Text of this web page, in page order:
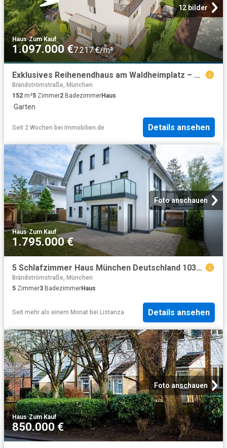
12 bilder
Haus·Zum Kauf
1.097.000 €7.217 €/m²
Exklusives Reihenendhaus am Waldheimplatz – Maximales Raumangebot in München Waldperlach
Brändströmstraße, München
152 m²5 Zimmer2 BadezimmerHaus
·Garten
Seit 2 Wochen bei Immobilien.de Details ansehen
Foto anschauen
Haus·Zum Kauf
1.795.000 €
5 Schlafzimmer Haus München Deutschland 103092461
Brändströmstraße, München
5 Zimmer3 BadezimmerHaus
Seit mehr als einem Monat bei Listanza Details ansehen
Foto anschauen
Haus·Zum Kauf
850.000 €